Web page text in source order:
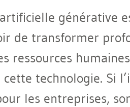
générative
de transformer
ressources
cette technologie. Si
les entreprises,